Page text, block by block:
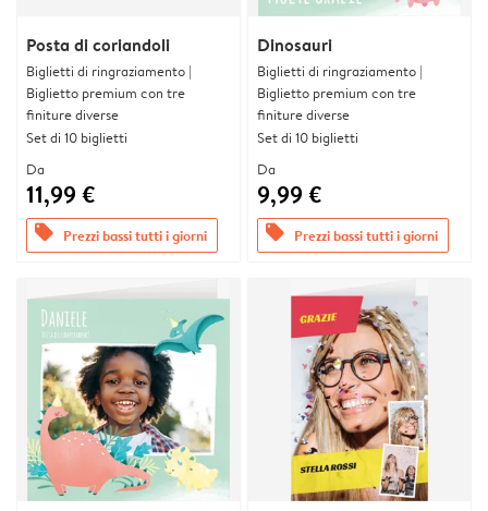
Posta di coriandoli
Biglietti di ringraziamento |
Biglietto premium con tre
finiture diverse
Set di 10 biglietti
Da
11,99 €
offers Prezzi bassi tutti i giorni
Dinosauri
Biglietti di ringraziamento |
Biglietto premium con tre
finiture diverse
Set di 10 biglietti
Da
9,99 €
offers Prezzi bassi tutti i giorni